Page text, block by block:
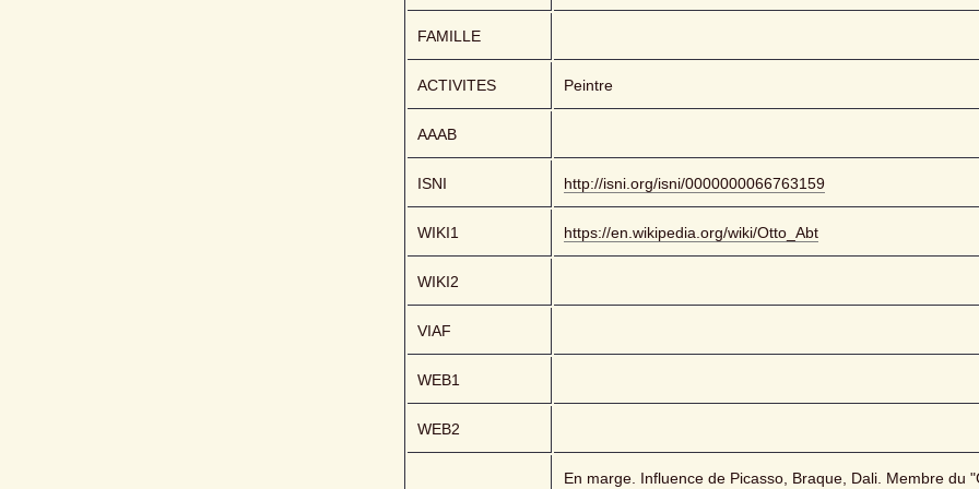
FAMILLE
ACTIVITES Peintre
AAAB
ISNI http://isni.org/isni/0000000066763159
WIKI1 https://en.wikipedia.org/wiki/Otto_Abt
WIKI2
VIAF
WEB1
WEB2
En marge. Influence de Picasso, Braque, Dali. Membre du